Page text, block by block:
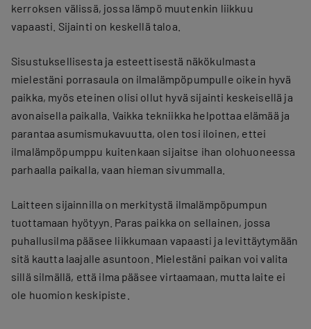
kerroksen välissä, jossa lämpö muutenkin liikkuu
vapaasti. Sijainti on keskellä taloa.
Sisustuksellisesta ja esteettisestä näkökulmasta
mielestäni porrasaula on ilmalämpöpumpulle oikein hyvä
paikka, myös eteinen olisi ollut hyvä sijainti keskeisellä ja
avonaisella paikalla. Vaikka tekniikka helpottaa elämää ja
parantaa asumismukavuutta, olen tosi iloinen, ettei
ilmalämpöpumppu kuitenkaan sijaitse ihan olohuoneessa
parhaalla paikalla, vaan hieman sivummalla.
Laitteen sijainnilla on merkitystä ilmalämpöpumpun
tuottamaan hyötyyn. Paras paikka on sellainen, jossa
puhallusilma pääsee liikkumaan vapaasti ja levittäytymään
sitä kautta laajalle asuntoon. Mielestäni paikan voi valita
sillä silmällä, että ilma pääsee virtaamaan, mutta laite ei
ole huomion keskipiste.